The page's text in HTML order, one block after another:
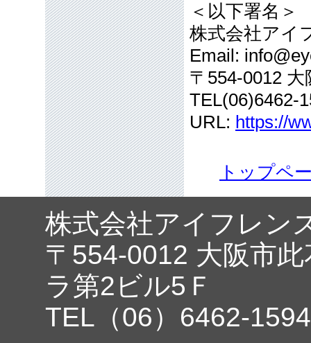
＜以下署名＞
株式会社アイ
Email:
〒554-0012
TEL(06)6462-
URL: https://
トップペ
株式会社アイフレン
〒554-0012 大阪市
ラ第2ビル5Ｆ
TEL（06）6462-